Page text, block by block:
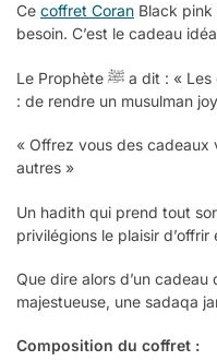
Ce coffret Coran Black
besoin. C’est le cadeau
Le Prophète ﷺ a dit : « Les œuvres les plus aimées d’Allah sont
: de rendre un musulman
« Offrez vous des cadeaux
autres »
Un hadith qui prend tout
privilégions le plaisir
Que dire alors d’un
majestueuse, une sadaqa
Composition du coffret :